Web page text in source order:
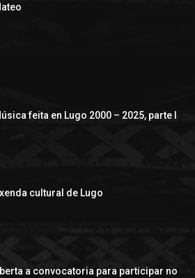
feita en Lugo 2000 – 2025, parte I
cultural de Lugo
a convocatoria para participar no